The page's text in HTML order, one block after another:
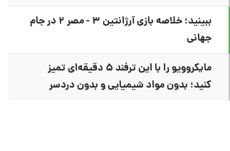
ببینید؛ خلاصه بازی آرژانتین ۳ - مصر ۲ در جام
جهانی
مایکروویو را با این ترفند ۵ دقیقه‌ای تمیز
کنید؛ بدون مواد شیمیایی و بدون دردسر